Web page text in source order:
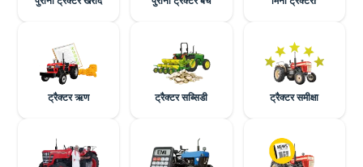
ट्रैक्टर ऋण ट्रैक्टर सब्सिडी ट्रैक्टर समीक्षा